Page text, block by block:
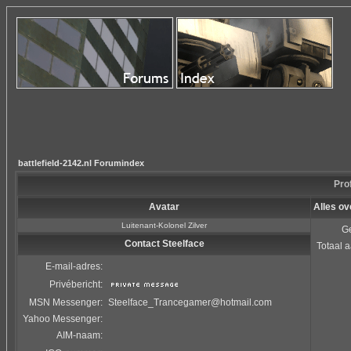
battlefield-2142.nl Forumindex
Avatar Alles
Luitenant-Kolonel Zilver
Totaal
Contact Steelface
E-mail-adres:
Privébericht:
MSN Messenger: Steelface_Trancegamer@hotmail.com
Yahoo Messenger:
AIM-naam: